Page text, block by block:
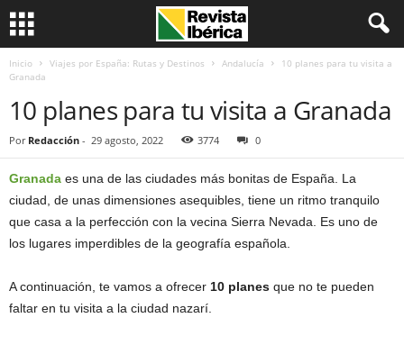
Inicio Viajes por España: Rutas y Destinos Andalucía
10 planes para tu visita a
Granada
10 planes para tu visita a Granada
Por Redacción - 29 agosto, 2022 3774 0
Granada es una de las ciudades más bonitas de España. La
ciudad, de unas dimensiones asequibles, tiene un ritmo tranquilo
que casa a la perfección con la vecina Sierra Nevada. Es uno de
los lugares imperdibles de la geografía española.
A continuación, te vamos a ofrecer 10 planes que no te pueden
faltar en tu visita a la ciudad nazarí.